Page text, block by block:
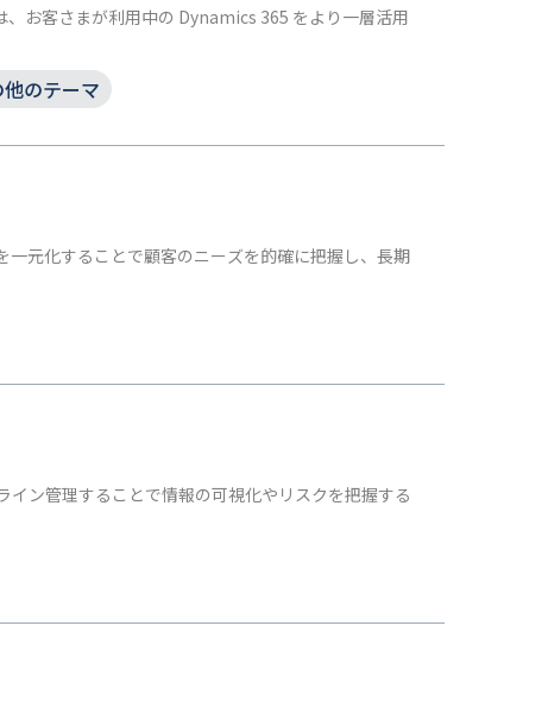
お客さまが利用中の Dynamics 365 をより一層活用
のテーマ
元化することで顧客のニーズを的確に把握し、長期
ン管理することで情報の可視化やリスクを把握する